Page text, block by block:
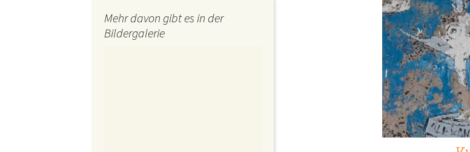
Mehr davon gibt es in der
Bildergalerie